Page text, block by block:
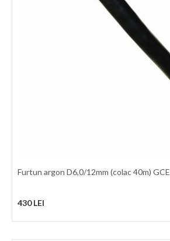
Furtun argon D6,0/12mm (colac 40m) GCE
430 LEI